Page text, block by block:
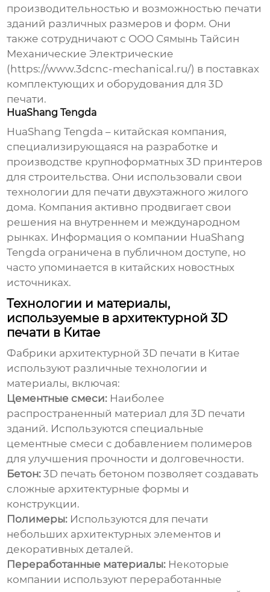
производительностью и возможностью печати
зданий различных размеров и форм. Они
также сотрудничают с ООО Сямынь Тайсин
Механические Электрические
(https://www.3dcnc-mechanical.ru/) в поставках
комплектующих и оборудования для 3D
печати.
HuaShang Tengda
HuaShang Tengda – китайская компания,
специализирующаяся на разработке и
производстве крупноформатных 3D принтеров
для строительства. Они использовали свои
технологии для печати двухэтажного жилого
дома. Компания активно продвигает свои
решения на внутреннем и международном
рынках. Информация о компании HuaShang
Tengda ограничена в публичном доступе, но
часто упоминается в китайских новостных
источниках.
Технологии и материалы,
используемые в архитектурной 3D
печати в Китае
Фабрики архитектурной 3D печати в Китае
используют различные технологии и
материалы, включая:
Цементные смеси: Наиболее
распространенный материал для 3D печати
зданий. Используются специальные
цементные смеси с добавлением полимеров
для улучшения прочности и долговечности.
Бетон: 3D печать бетоном позволяет создавать
сложные архитектурные формы и
конструкции.
Полимеры: Используются для печати
небольших архитектурных элементов и
декоративных деталей.
Переработанные материалы: Некоторые
компании используют переработанные